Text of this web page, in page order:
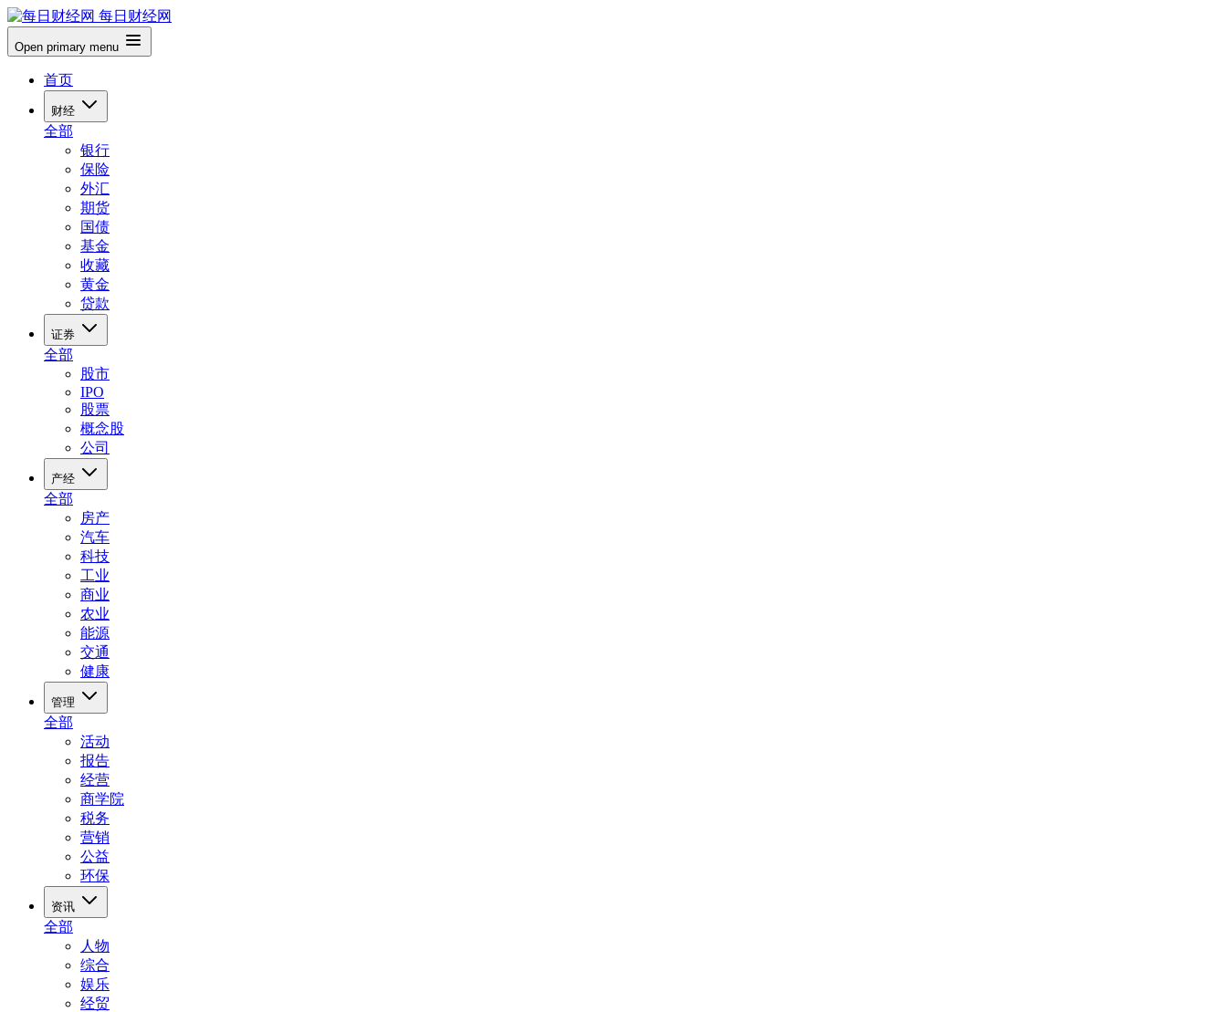
每日财经网
Open primary menu
首页
财经
全部
银行
保险
外汇
期货
国债
基金
收藏
黄金
贷款
证券
全部
股市
IPO
股票
概念股
公司
产经
全部
房产
汽车
科技
工业
商业
农业
能源
交通
健康
管理
全部
活动
报告
经营
商学院
税务
营销
公益
环保
资讯
全部
人物
综合
娱乐
经贸